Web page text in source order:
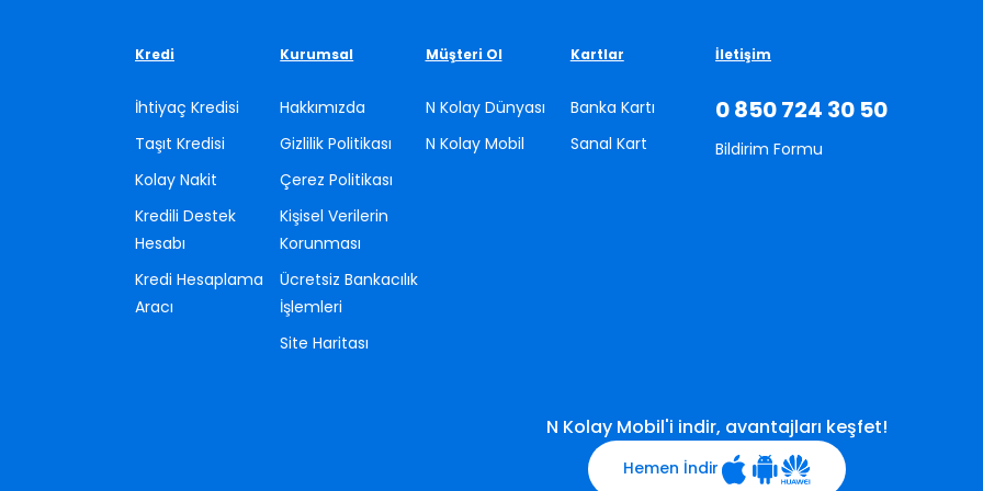
MCC (üye iş yeri kodu) bilgisine ve faaliyet alanına bağlıdır; kampanya aşağıda listelenen MCC
geçerlidir. İlgili alanlarda faaliyeti olmayan işyerleri, aşağıdaki MCC koduna sahip olsalar bile, bu
hariç tutulacaktır.
(üye iş yeri kodu) bilgisinin doğru olması bankamız sorumluluğunda bulunmamaktadır. İlgili işyeri ile
koşullarında değişiklik yapma ve kampanyayı durdurma hakkını saklı tutar.
Alanları
Bilet Acenteleri
Kredi
İhtiyaç Kredisi
Taşıt Kredisi
Kolay Nakit
Kredili Destek
Hesabı
Kredi Hesaplama
Aracı
Kurumsal
Hakkımızda
Gizlilik Politikası
Çerez Politikası
Kişisel Verilerin
Korunması
Ücretsiz Bankacılık
İşlemleri
Site Haritası
Müşteri Ol
N Kolay Dünyası
N Kolay Mobil
Kartlar
Banka Kartı
Sanal Kart
İletişim
0 850 724 30 50
Bildirim Formu
N Kolay Mobil'i indir, avantajları keşfet!
Hemen İndir